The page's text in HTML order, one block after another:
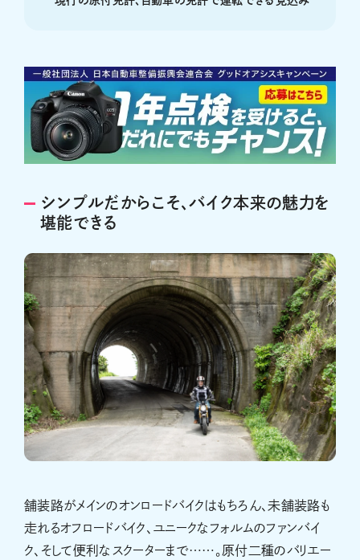
シンプルだからこそ、バイク本来の魅力を
堪能できる
舗装路がメインのオンロードバイクはもちろん、未舗装路も
走れるオフロードバイク、ユニークなフォルムのファンバイ
ク、そして便利なスクーターまで……。原付二種のバリエー